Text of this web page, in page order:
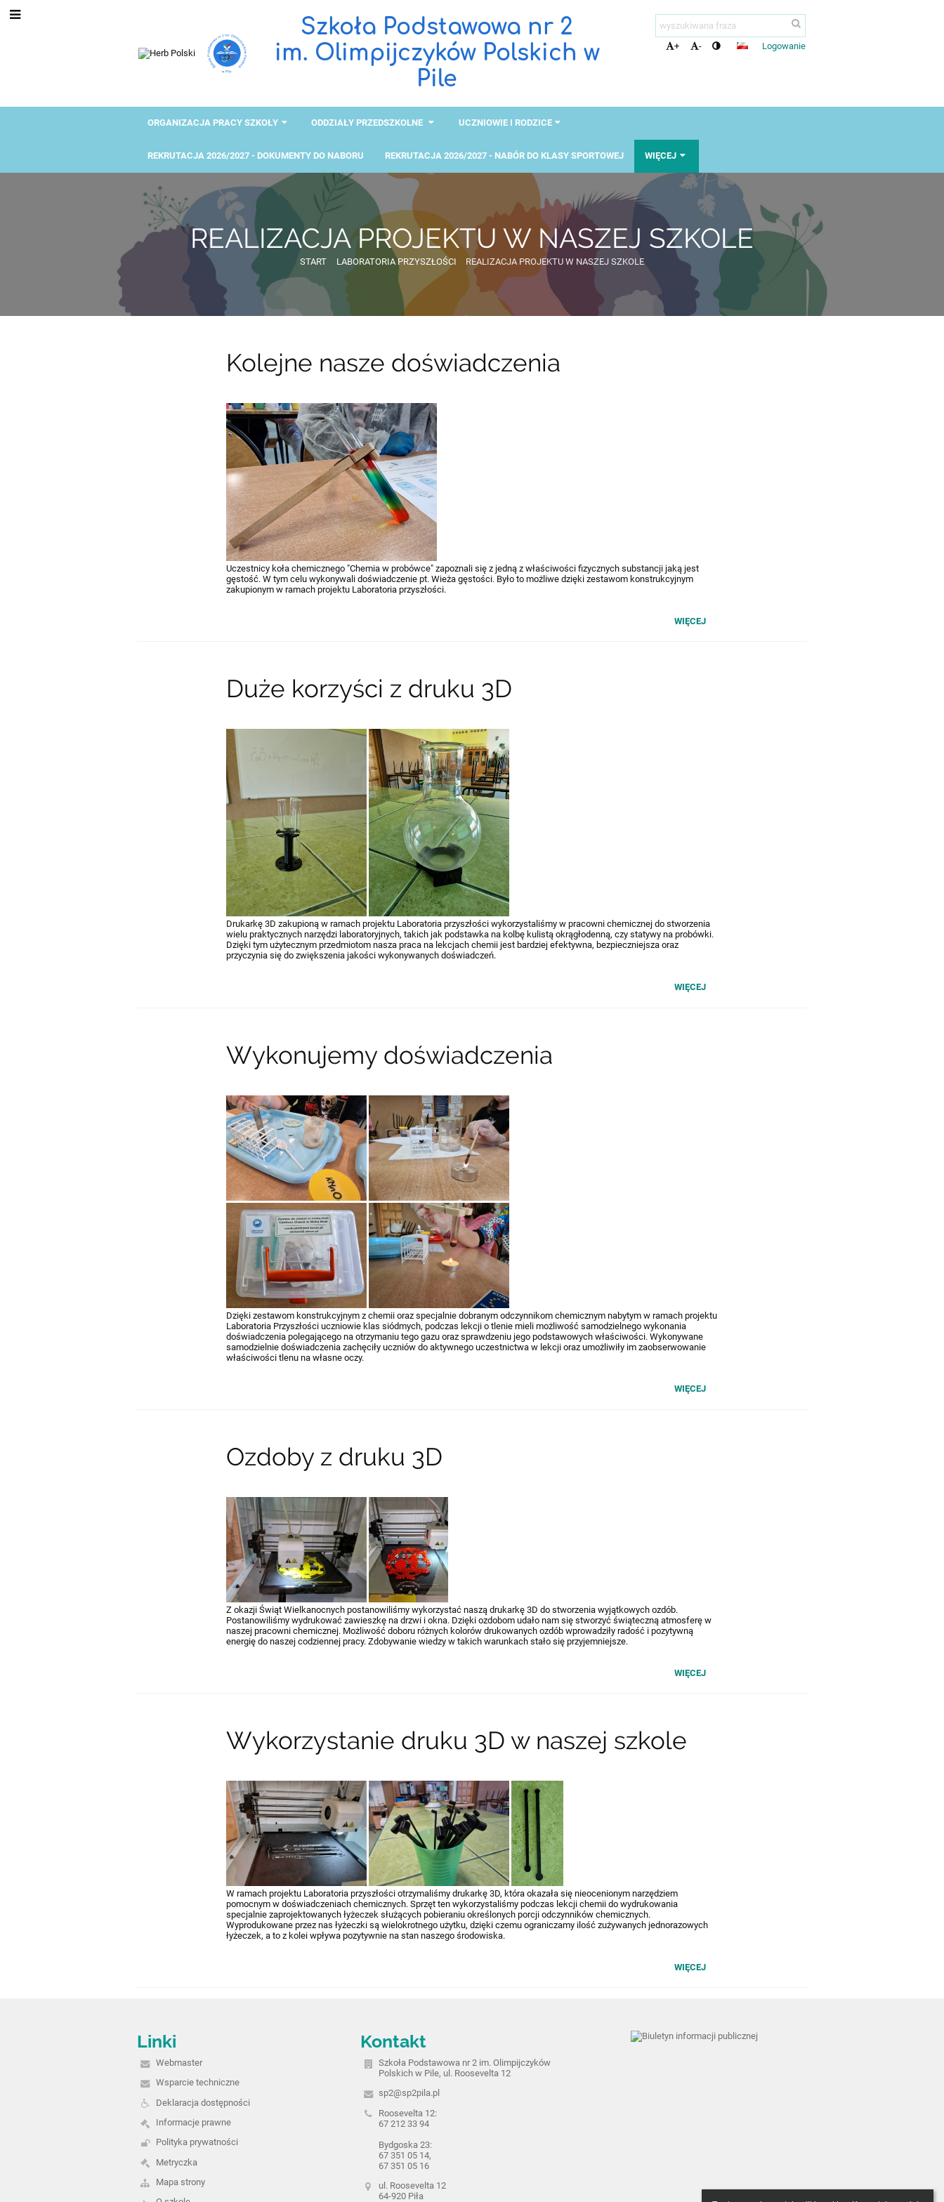
Szkoła Podstawowa nr 2
im. Olimpijczyków Polskich w
Pile
+ - Logowanie
ORGANIZACJA PRACY SZKOŁY ODDZIAŁY PRZEDSZKOLNE UCZNIOWIE I RODZICE
REKRUTACJA 2026/2027 - DOKUMENTY DO NABORU REKRUTACJA 2026/2027 - NABÓR DO KLASY SPORTOWEJ WIĘCEJ
REALIZACJA PROJEKTU W NASZEJ SZKOLE
START LABORATORIA PRZYSZŁOŚCI REALIZACJA PROJEKTU W NASZEJ SZKOLE
PROJEKTU
NASZEJ
SZKOLE
Kolejne nasze doświadczenia
Uczestnicy koła chemicznego "Chemia w probówce" zapoznali się z jedną z właściwości fizycznych substancji jaką jest
gęstość. W tym celu wykonywali doświadczenie pt. Wieża gęstości. Było to możliwe dzięki zestawom konstrukcyjnym
zakupionym w ramach projektu Laboratoria przyszłości.
WIĘCEJ
Duże korzyści z druku 3D
Drukarkę 3D zakupioną w ramach projektu Laboratoria przyszłości wykorzystaliśmy w pracowni chemicznej do stworzenia
wielu praktycznych narzędzi laboratoryjnych, takich jak podstawka na kolbę kulistą okrągłodenną, czy statywy na probówki.
Dzięki tym użytecznym przedmiotom nasza praca na lekcjach chemii jest bardziej efektywna, bezpieczniejsza oraz
przyczynia się do zwiększenia jakości wykonywanych doświadczeń.
WIĘCEJ
Wykonujemy doświadczenia
Dzięki zestawom konstrukcyjnym z chemii oraz specjalnie dobranym odczynnikom chemicznym nabytym w ramach projektu
Laboratoria Przyszłości uczniowie klas siódmych, podczas lekcji o tlenie mieli możliwość samodzielnego wykonania
doświadczenia polegającego na otrzymaniu tego gazu oraz sprawdzeniu jego podstawowych właściwości. Wykonywane
samodzielnie doświadczenia zachęciły uczniów do aktywnego uczestnictwa w lekcji oraz umożliwiły im zaobserwowanie
właściwości tlenu na własne oczy.
WIĘCEJ
Ozdoby z druku 3D
Z okazji Świąt Wielkanocnych postanowiliśmy wykorzystać naszą drukarkę 3D do stworzenia wyjątkowych ozdób.
Postanowiliśmy wydrukować zawieszkę na drzwi i okna. Dzięki ozdobom udało nam się stworzyć świąteczną atmosferę w
naszej pracowni chemicznej. Możliwość doboru różnych kolorów drukowanych ozdób wprowadziły radość i pozytywną
energię do naszej codziennej pracy. Zdobywanie wiedzy w takich warunkach stało się przyjemniejsze.
WIĘCEJ
Wykorzystanie druku 3D w naszej szkole
W ramach projektu Laboratoria przyszłości otrzymaliśmy drukarkę 3D, która okazała się nieocenionym narzędziem
pomocnym w doświadczeniach chemicznych. Sprzęt ten wykorzystaliśmy podczas lekcji chemii do wydrukowania
specjalnie zaprojektowanych łyżeczek służących pobieraniu określonych porcji odczynników chemicznych.
Wyprodukowane przez nas łyżeczki są wielokrotnego użytku, dzięki czemu ograniczamy ilość zużywanych jednorazowych
łyżeczek, a to z kolei wpływa pozytywnie na stan naszego środowiska.
WIĘCEJ
Linki
Webmaster
Wsparcie techniczne
Deklaracja dostępności
Informacje prawne
Polityka prywatności
Metryczka
Mapa strony
Kontakt
Szkoła Podstawowa nr 2 im. Olimpijczyków
Polskich w Pile, ul. Roosevelta 12
sp2@sp2pila.pl
Roosevelta 12:
67 212 33 94
Bydgoska 23:
67 351 05 14,
67 351 05 16
ul. Roosevelta 12
64-920 Piła